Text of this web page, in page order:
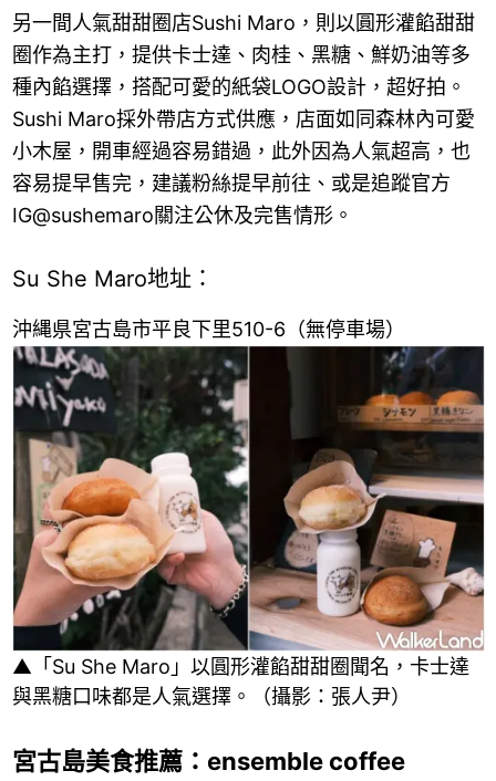
另一間人氣甜甜圈店Sushi Maro，則以圓形灌餡甜甜
圈作為主打，提供卡士達、肉桂、黑糖、鮮奶油等多
種內餡選擇，搭配可愛的紙袋LOGO設計，超好拍。
Sushi Maro採外帶店方式供應，店面如同森林內可愛
小木屋，開車經過容易錯過，此外因為人氣超高，也
容易提早售完，建議粉絲提早前往、或是追蹤官方
IG@sushemaro關注公休及完售情形。
Su She Maro地址：
沖縄県宮古島市平良下里510-6（無停車場）
▲「Su She Maro」以圓形灌餡甜甜圈聞名，卡士達
與黑糖口味都是人氣選擇。（攝影：張人尹）
宮古島美食推薦：ensemble coffee